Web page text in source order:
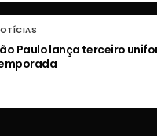
Paulo lança terceiro